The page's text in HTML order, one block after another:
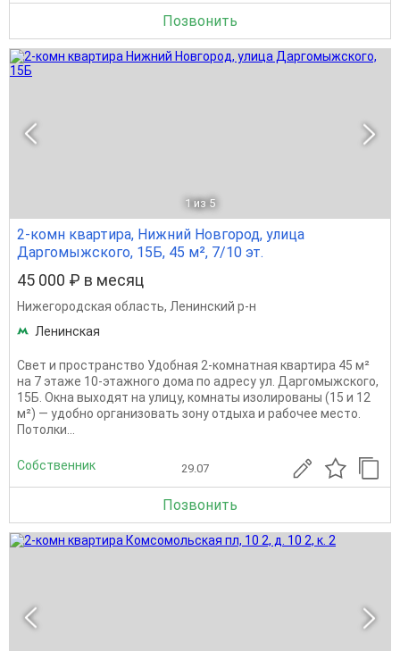
Позвонить
1 из 5
2-комн квартира, Нижний Новгород, улица
Даргомыжского, 15Б, 45 м², 7/10 эт.
45 000 ₽ в месяц
Нижегородская область, Ленинский р-н
Ленинская
Свет и пространство Удобная 2-комнатная квартира 45 м²
на 7 этаже 10-этажного дома по адресу ул. Даргомыжского,
15Б. Окна выходят на улицу, комнаты изолированы (15 и 12
м²) — удобно организовать зону отдыха и рабочее место.
Потолки...
Собственник 29.07
Позвонить